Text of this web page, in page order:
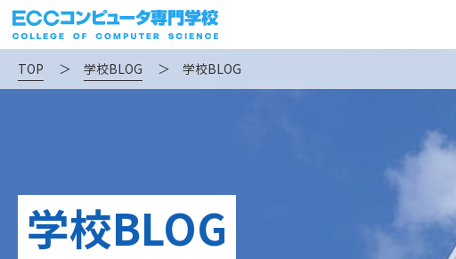
TOP ＞ 学校BLOG ＞ 学校BLOG
学校BLOG